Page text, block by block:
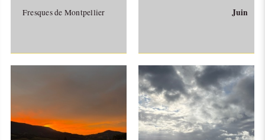
Fresques de Montpellier Juin